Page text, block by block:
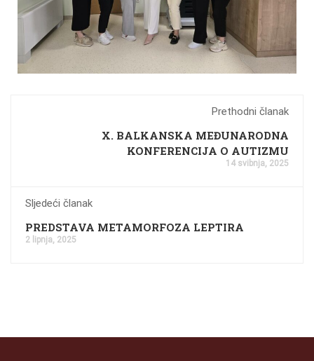
Prethodni članak
X. BALKANSKA MEĐUNARODNA
KONFERENCIJA O AUTIZMU
14 svibnja, 2025
Sljedeći članak
PREDSTAVA METAMORFOZA LEPTIRA
2 lipnja, 2025